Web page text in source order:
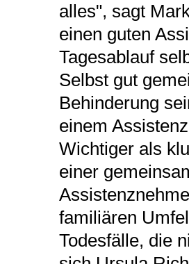
alles", sagt
einen guten
Tagesablauf
Selbst gut
Behinderung
einem
Wichtiger als
einer
familiären
Todesfälle, die